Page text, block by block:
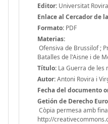
Editor: Universitat
Enlace al Cercador de
Formato: PDF
Materias:
Ofensiva de Brussilof ;
Batalles de l'Aisne i de
Título: La Guerra de les
Autor:Antoni Rovira i
Fecha del documento
Getión de Derecho
Còpia permesa amb
http://